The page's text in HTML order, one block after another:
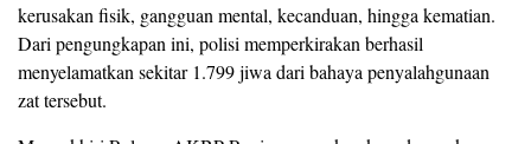
kerusakan fisik, gangguan mental, kecanduan, hingga kematian.
Dari pengungkapan ini, polisi memperkirakan berhasil
menyelamatkan sekitar 1.799 jiwa dari bahaya penyalahgunaan
zat tersebut.